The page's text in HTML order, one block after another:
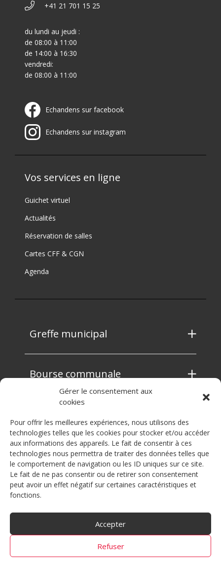
Gérer le consentement aux
cookies
Pour offrir les meilleures expériences, nous utilisons des
technologies telles que les cookies pour stocker et/ou accéder
aux informations des appareils. Le fait de consentir à ces
technologies nous permettra de traiter des données telles que
le comportement de navigation ou les ID uniques sur ce site.
Le fait de ne pas consentir ou de retirer son consentement
peut avoir un effet négatif sur certaines caractéristiques et
fonctions.
Accepter
Refuser
+41 21 701 15 25
du lundi au jeudi :
de 08:00 à 11:00
de 14:00 à 16:30
vendredi:
de 08:00 à 11:00
Echandens sur facebook
Echandens sur instagram
Vos services en ligne
Guichet virtuel
Actualités
Réservation de salles
Cartes CFF & CGN
Agenda
Greffe municipal
Bourse communale
Service technique
Sécurité publique